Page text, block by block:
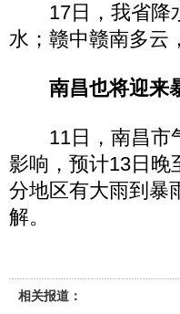
17日，我省降水
水；赣中赣南多云
南昌也将迎来
11日，南昌市气
影响，预计13日晚
分地区有大雨到暴
解。
相关报道：